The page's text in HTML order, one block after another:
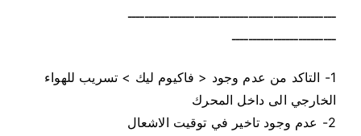
ــــــــــــــــــــــــــــــــــــــــــــــــــ
ـــــــــــــــــــــــــ
1- التاكد من عدم وجود < فاكيوم ليك > تسريب للهواء
الخارجي الى داخل المحرك
2- عدم وجود تاخير في توقيت الاشعال